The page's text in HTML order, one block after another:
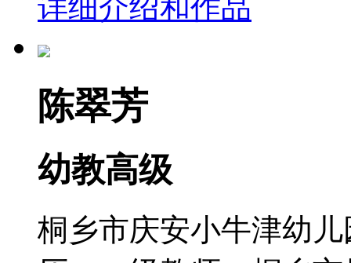
详细介绍和作品
陈翠芳
幼教高级
桐乡市庆安小牛津幼